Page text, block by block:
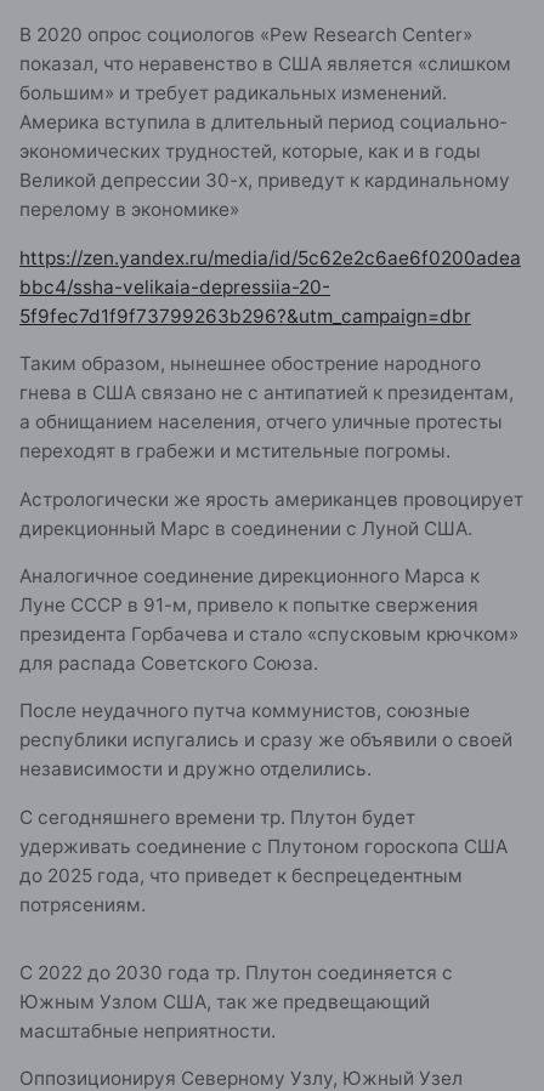
В 2020 опрос социологов «Pew Research Center»
показал, что неравенство в США является «слишком
большим» и требует радикальных изменений.
Америка вступила в длительный период социально-
экономических трудностей, которые, как и в годы
Великой депрессии 30-х, приведут к кардинальному
перелому в экономике»
https://zen.yandex.ru/media/id/5c62e2c6ae6f0200adea
bbc4/ssha-velikaia-depressiia-20-
5f9fec7d1f9f73799263b296?&utm_campaign=dbr
Таким образом, нынешнее обострение народного
гнева в США связано не с антипатией к президентам,
а обнищанием населения, отчего уличные протесты
переходят в грабежи и мстительные погромы.
Астрологически же ярость американцев провоцирует
дирекционный Марс в соединении с Луной США.
Аналогичное соединение дирекционного Марса к
Луне СССР в 91-м, привело к попытке свержения
президента Горбачева и стало «спусковым крючком»
для распада Советского Союза.
После неудачного путча коммунистов, союзные
республики испугались и сразу же объявили о своей
независимости и дружно отделились.
С сегодняшнего времени тр. Плутон будет
удерживать соединение с Плутоном гороскопа США
до 2025 года, что приведет к беспрецедентным
потрясениям.
С 2022 до 2030 года тр. Плутон соединяется с
Южным Узлом США, так же предвещающий
масштабные неприятности.
Оппозиционируя Северному Узлу, Южный Узел